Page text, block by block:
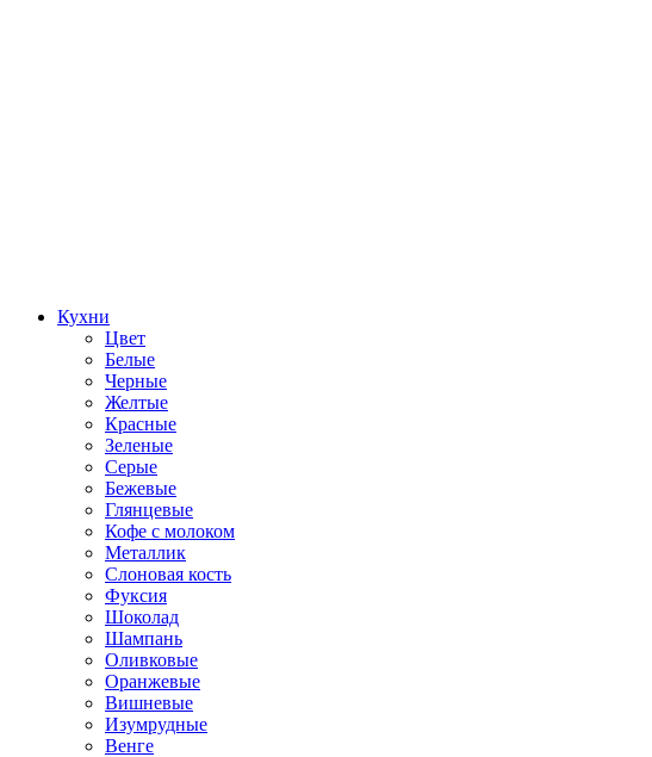
Кухни
Цвет
Белые
Черные
Желтые
Красные
Зеленые
Серые
Бежевые
Глянцевые
Кофе с молоком
Металлик
Слоновая кость
Фуксия
Шоколад
Шампань
Оливковые
Оранжевые
Вишневые
Изумрудные
Венге